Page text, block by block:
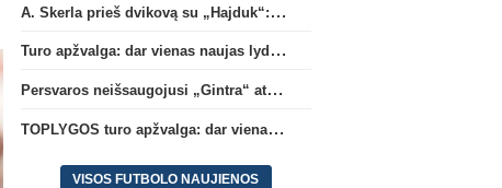
A. Skerla prieš dvikovą su „Hajduk“: „Tai kito kalibro komanda“
Turo apžvalga: dar vienas naujas lyderis
Persvaros neišsaugojusi „Gintra“ atrankos pusfinalyje nusileido Škotijos čempionėms
TOPLYGOS turo apžvalga: dar vienas naujas lyderis
VISOS FUTBOLO NAUJIENOS